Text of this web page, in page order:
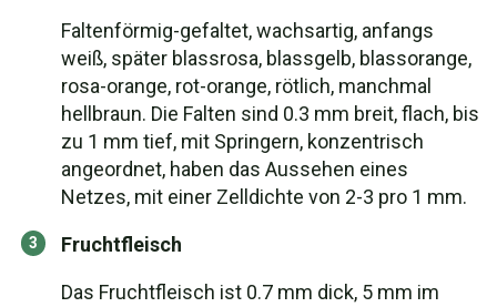
Faltenförmig-gefaltet, wachsartig, anfangs
weiß, später blassrosa, blassgelb, blassorange,
rosa-orange, rot-orange, rötlich, manchmal
hellbraun. Die Falten sind 0.3 mm breit, flach, bis
zu 1 mm tief, mit Springern, konzentrisch
angeordnet, haben das Aussehen eines
Netzes, mit einer Zelldichte von 2-3 pro 1 mm.
Fruchtfleisch
Das Fruchtfleisch ist 0.7 mm dick, 5 mm im